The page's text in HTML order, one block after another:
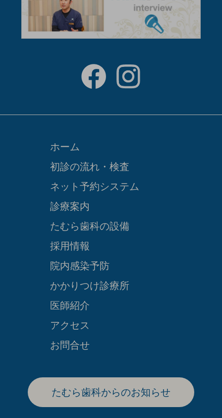
ホーム
初診の流れ・検査
ネット予約システム
診療案内
たむら歯科の設備
採用情報
院内感染予防
かかりつけ診療所
医師紹介
アクセス
お問合せ
たむら歯科からのお知らせ